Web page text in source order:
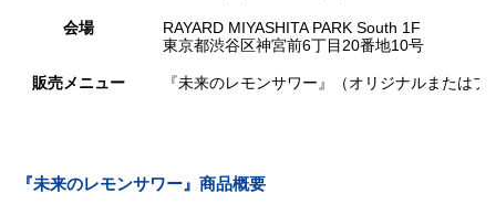
会場
RAYARD MIYASHITA PARK South 1F
東京都渋谷区神宮前6丁目20番地10号
販売メニュー 『未来のレモンサワー』（オリジナルまたは
『未来のレモンサワー』商品概要